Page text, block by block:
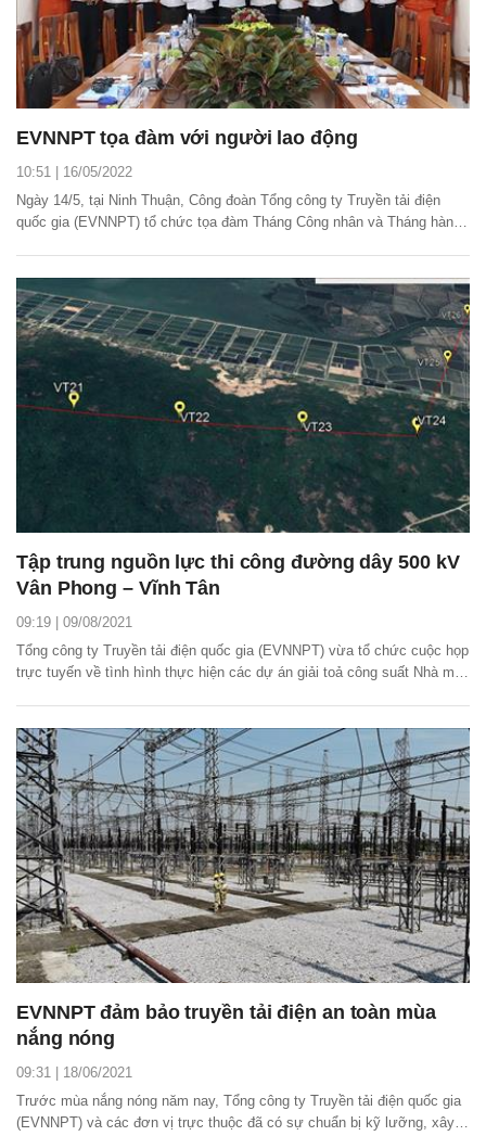
EVNNPT tọa đàm với người lao động
10:51 | 16/05/2022
Ngày 14/5, tại Ninh Thuận, Công đoàn Tổng công ty Truyền tải điện
quốc gia (EVNNPT) tổ chức tọa đàm Tháng Công nhân và Tháng hành
Tập trung nguồn lực thi công đường dây 500 kV
Vân Phong – Vĩnh Tân
09:19 | 09/08/2021
Tổng công ty Truyền tải điện quốc gia (EVNNPT) vừa tổ chức cuộc họp
trực tuyến về tình hình thực hiện các dự án giải toả công suất Nhà máy
đấu nối TBA 500 kV Thuận Nam vào...
EVNNPT đảm bảo truyền tải điện an toàn mùa
nắng nóng
09:31 | 18/06/2021
Trước mùa nắng nóng năm nay, Tổng công ty Truyền tải điện quốc gia
(EVNNPT) và các đơn vị trực thuộc đã có sự chuẩn bị kỹ lưỡng, xây